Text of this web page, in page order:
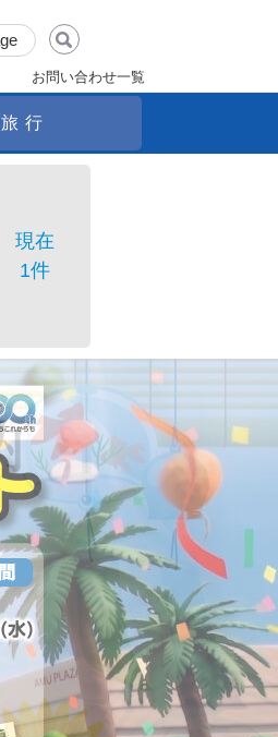
お問い合わせ一覧
旅行
現在
1件